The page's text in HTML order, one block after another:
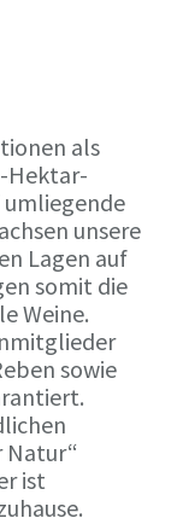
als
Hektar-
unsere
Lagen auf
somit die
Weine.
sowie
Natur“
ist